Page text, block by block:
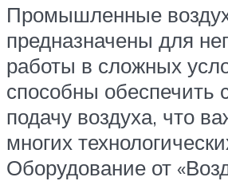
Промышленные
предназначены для
работы в сложных
способны обеспечить
подачу воздуха, что
многих
Оборудование от